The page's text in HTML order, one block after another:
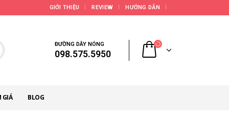
GIỚI THIỆU REVIEW HƯỚNG DẪN
ĐƯỜNG DÂY NÓNG
098.575.5950
GIÁ BLOG